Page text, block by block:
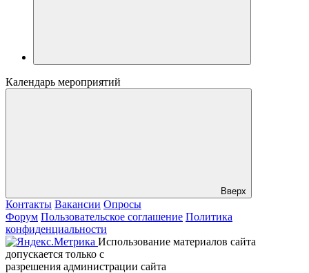
Календарь мероприятий
Вверх
Контакты Вакансии Опросы
Форум Пользовательское соглашение Политика
конфиденциальности
Использование материалов сайта
допускается только с
разрешения администрации сайта